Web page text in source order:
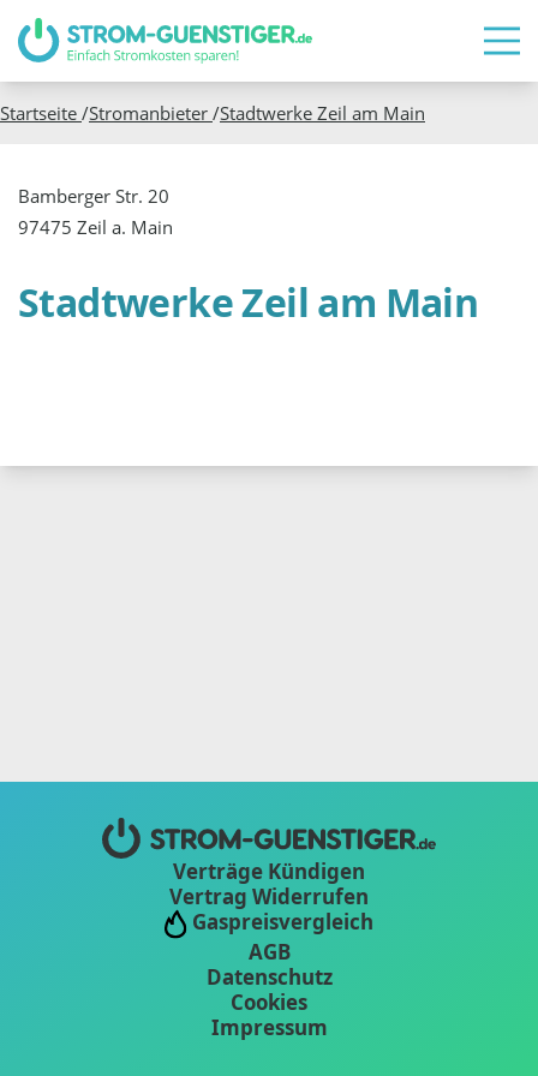
Startseite /Stromanbieter /Stadtwerke Zeil am Main
Stadtwerke Zeil am Main
Bamberger Str. 20
97475 Zeil a. Main
Verträge Kündigen
Vertrag Widerrufen
Gaspreisvergleich
AGB
Datenschutz
Cookies
Impressum